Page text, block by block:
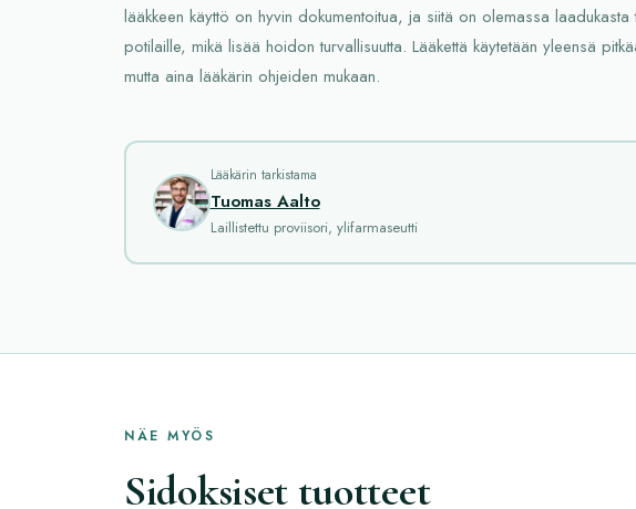
lääkkeen käyttö on hyvin dokumentoitua, ja siitä on olemassa laadukasta
potilaille, mikä lisää hoidon turvallisuutta. Lääkettä käytetään yleensä
mutta aina lääkärin ohjeiden mukaan.
Lääkärin tarkistama
Tuomas Aalto
Laillistettu proviisori, ylifarmaseutti
NÄE MYÖS
Sidoksiset tuotteet